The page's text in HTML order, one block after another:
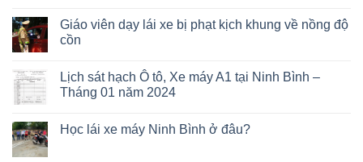
Giáo viên dạy lái xe bị phạt kịch khung về nồng độ
cồn
Lịch sát hạch Ô tô, Xe máy A1 tại Ninh Bình –
Tháng 01 năm 2024
Học lái xe máy Ninh Bình ở đâu?